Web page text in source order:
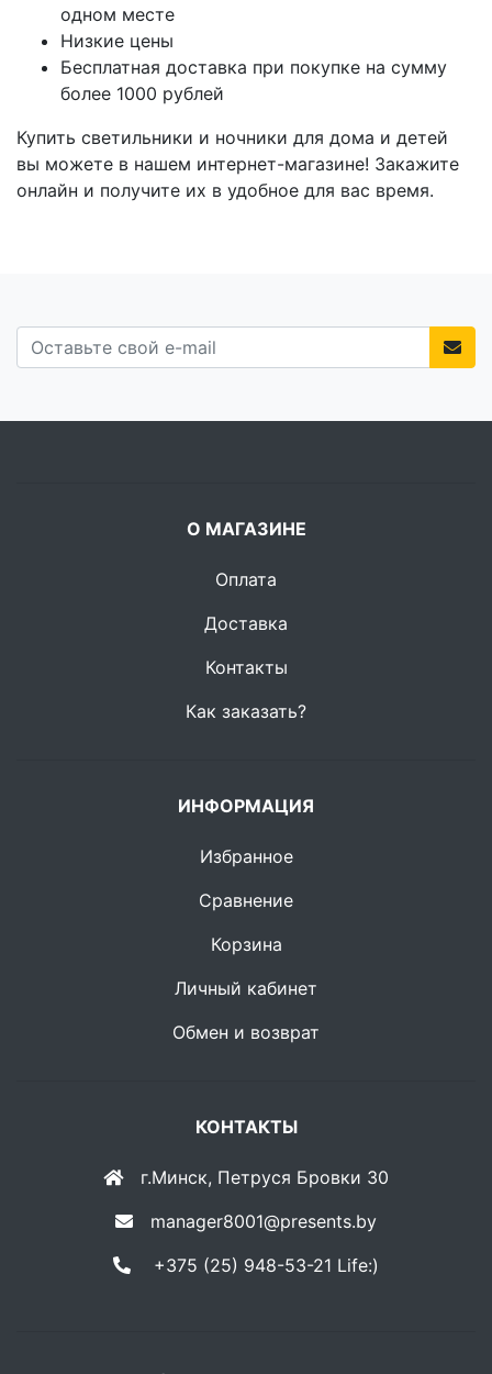
одном месте
Низкие цены
Бесплатная доставка при покупке на сумму
более 1000 рублей
Купить светильники и ночники для дома и детей
вы можете в нашем интернет-магазине! Закажите
онлайн и получите их в удобное для вас время.
О МАГАЗИНЕ
Оплата
Доставка
Контакты
Как заказать?
ИНФОРМАЦИЯ
Избранное
Сравнение
Корзина
Личный кабинет
Обмен и возврат
КОНТАКТЫ
г.Минск, Петруся Бровки 30
manager8001@presents.by
+375 (25) 948-53-21 Life:)